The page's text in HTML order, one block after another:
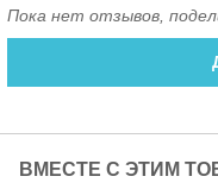
Пока нет отзывов,
ВМЕСТЕ С ЭТИМ